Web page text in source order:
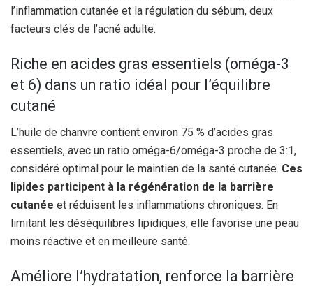
l’inflammation cutanée et la régulation du sébum, deux
facteurs clés de l’acné adulte.
Riche en acides gras essentiels (oméga-3
et 6) dans un ratio idéal pour l’équilibre
cutané
L’huile de chanvre contient environ 75 % d’acides gras
essentiels, avec un ratio oméga-6/oméga-3 proche de 3:1,
considéré optimal pour le maintien de la santé cutanée. Ces
lipides participent à la régénération de la barrière
cutanée et réduisent les inflammations chroniques. En
limitant les déséquilibres lipidiques, elle favorise une peau
moins réactive et en meilleure santé.
Améliore l’hydratation, renforce la barrière